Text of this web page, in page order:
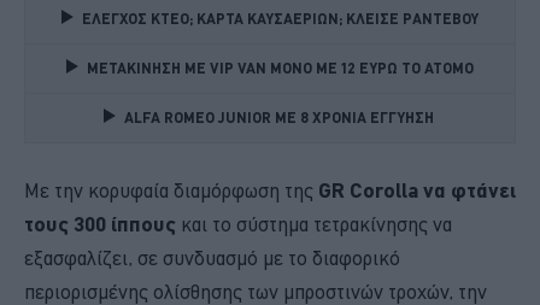
ΕΛΕΓΧΟΣ ΚΤΕΟ; ΚΑΡΤΑ ΚΑΥΣΑΕΡΙΩΝ; ΚΛΕΙΣΕ ΡΑΝΤΕΒΟΥ
ΜΕΤΑΚΙΝΗΣΗ ΜΕ VIP VAN ΜΟΝΟ ΜΕ 12 ΕΥΡΩ ΤΟ ΑΤΟΜΟ
ALFA ROMEO JUNIOR ME 8 ΧΡΟΝΙΑ ΕΓΓΥΗΣΗ
Με την κορυφαία διαμόρφωση της GR Corolla να φτάνει
τους 300 ίππους και το σύστημα τετρακίνησης να
εξασφαλίζει, σε συνδυασμό με το διαφορικό
περιορισμένης ολίσθησης των μπροστινών τροχών, την